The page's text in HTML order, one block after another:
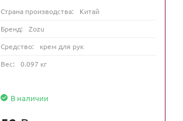
Страна производства:
Китай
Бренд:
Zozu
Средство:
крем для рук
Вес:
0.097 кг
В наличии